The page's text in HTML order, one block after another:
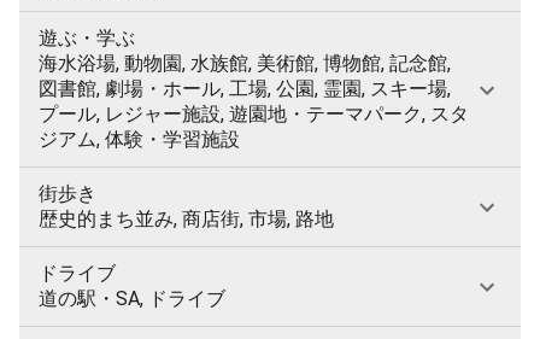
遊ぶ・学ぶ
海水浴場, 動物園, 水族館, 美術館, 博物館, 記念館,
図書館, 劇場・ホール, 工場, 公園, 霊園, スキー場,
プール, レジャー施設, 遊園地・テーマパーク, スタ
ジアム, 体験・学習施設
街歩き
歴史的まち並み, 商店街, 市場, 路地
ドライブ
道の駅・SA, ドライブ